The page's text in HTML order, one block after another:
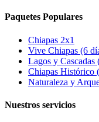
Paquetes Populares
Chiapas 2x1
Vive Chiapas (6
Lagos y Cascadas
Chiapas Histórico
Naturaleza y
Nuestros servicios